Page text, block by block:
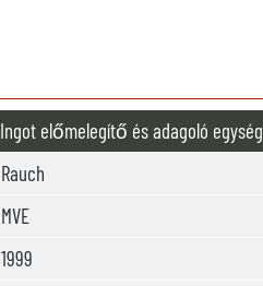
Ingot előmelegítő és adagoló egység
Rauch
MVE
1999